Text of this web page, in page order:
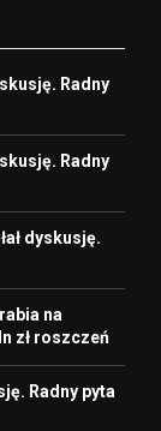
Radny
Radny
dyskusję.
na
zł roszczeń
Radny pyta